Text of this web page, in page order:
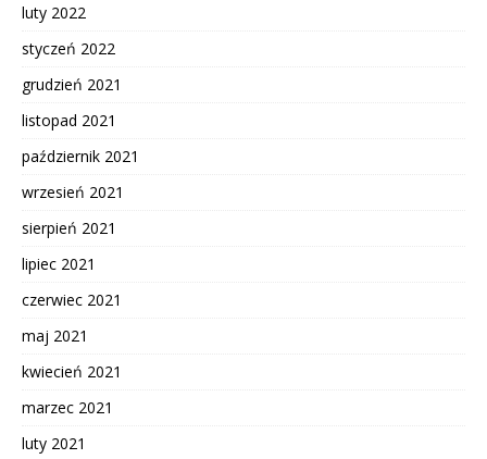
luty 2022
styczeń 2022
grudzień 2021
listopad 2021
październik 2021
wrzesień 2021
sierpień 2021
lipiec 2021
czerwiec 2021
maj 2021
kwiecień 2021
marzec 2021
luty 2021